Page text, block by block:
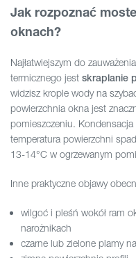
Jak rozpoznać
oknach?
Najłatwiejszym do
termicznego jest skraplanie
widzisz krople wody na
powierzchnia okna jest
pomieszczeniu.
temperatura powierzchni
13-14°C w ogrzewanym
Inne praktyczne objawy
wilgoć i pleśń wokół ram
narożnikach
czarne lub zielone plamy